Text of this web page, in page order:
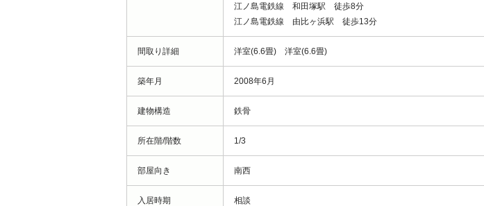
江ノ島電鉄線 和田塚駅 徒歩8分
江ノ島電鉄線 由比ヶ浜駅 徒歩13分
間取り詳細 洋室(6.6畳) 洋室(6.6畳)
築年月 2008年6月
建物構造 鉄骨
所在階/階数 1/3
部屋向き 南西
入居時期 相談